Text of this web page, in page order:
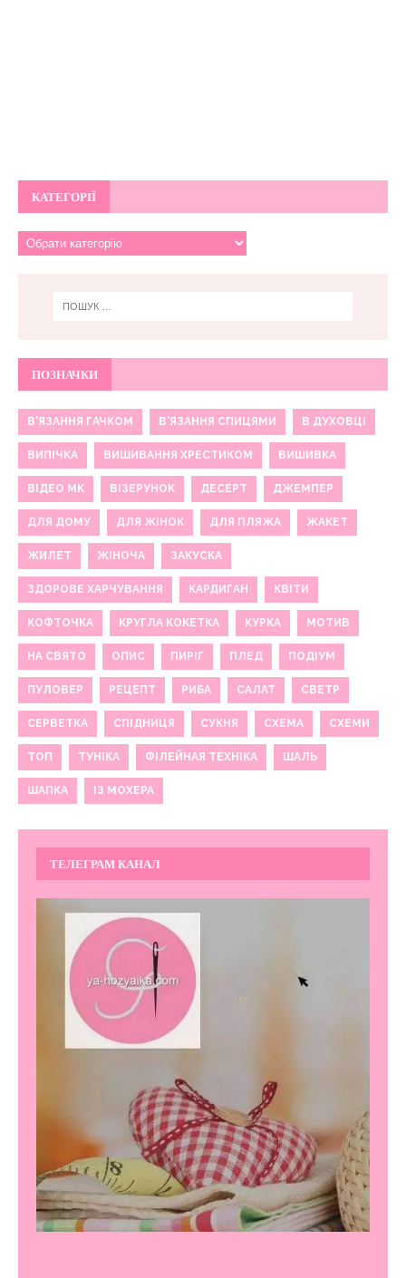
КАТЕГОРІЇ
ПОЗНАЧКИ
В'ЯЗАННЯ ГАЧКОМ В'ЯЗАННЯ СПИЦЯМИ В ДУХОВЦІ
ВИПІЧКА ВИШИВАННЯ ХРЕСТИКОМ ВИШИВКА
ВІДЕО МК ВІЗЕРУНОК ДЕСЕРТ ДЖЕМПЕР
ДЛЯ ДОМУ ДЛЯ ЖІНОК ДЛЯ ПЛЯЖА ЖАКЕТ
ЖИЛЕТ ЖІНОЧА ЗАКУСКА
ЗДОРОВЕ ХАРЧУВАННЯ КАРДИГАН КВІТИ
КОФТОЧКА КРУГЛА КОКЕТКА КУРКА МОТИВ
НА СВЯТО ОПИС ПИРІГ ПЛЕД ПОДІУМ
ПУЛОВЕР РЕЦЕПТ РИБА САЛАТ СВЕТР
СЕРВЕТКА СПІДНИЦЯ СУКНЯ СХЕМА СХЕМИ
ТОП ТУНІКА ФІЛЕЙНАЯ ТЕХНІКА ШАЛЬ
ШАПКА ІЗ МОХЕРА
ТЕЛЕГРАМ КАНАЛ